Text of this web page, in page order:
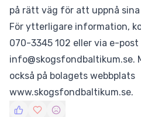
på rätt väg för att uppnå sina
För ytterligare information,
070-3345 102 eller via e-post
info@skogsfondbaltikum.se.
också på bolagets webbplats
www.skogsfondbaltikum.se.